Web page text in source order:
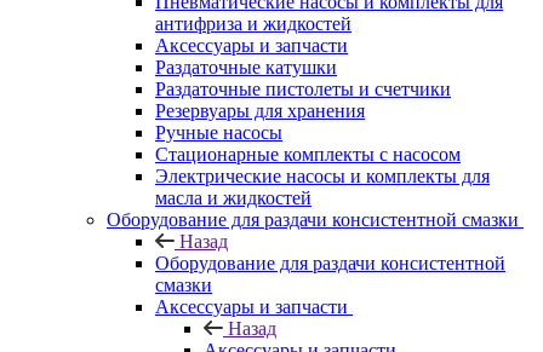
антифриза и жидкостей
Аксессуары и запчасти
Раздаточные катушки
Раздаточные пистолеты и счетчики
Резервуары для хранения
Ручные насосы
Стационарные комплекты с насосом
Электрические насосы и комплекты для
масла и жидкостей
Оборудование для раздачи консистентной смазки
Назад
Оборудование для раздачи консистентной
смазки
Аксессуары и запчасти
Назад